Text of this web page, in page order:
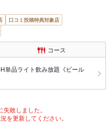
口コミ投稿特典対象店
コース
単品ライト飲み放題《ビール
敗しました。
を更新してください。